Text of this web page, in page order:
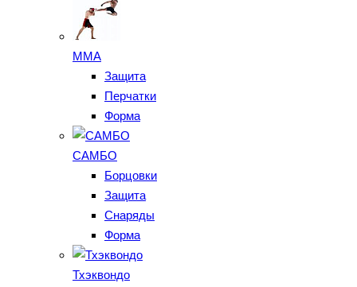
ММА
Защита
Перчатки
Форма
САМБО
Борцовки
Защита
Снаряды
Форма
Тхэквондо